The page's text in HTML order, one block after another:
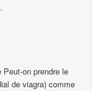
on prendre le
de viagra) comme